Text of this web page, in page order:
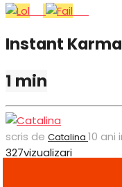
Instant
1 min
scris de Catalina 10 ani
327vizualizari